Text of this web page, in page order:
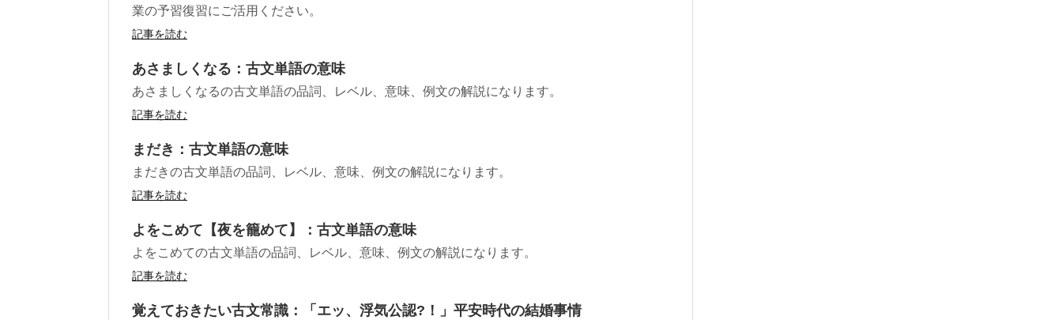
業の予習復習にご活用ください。
記事を読む
あさましくなる：古文単語の意味
あさましくなるの古文単語の品詞、レベル、意味、例文の解説になります。
記事を読む
まだき：古文単語の意味
まだきの古文単語の品詞、レベル、意味、例文の解説になります。
記事を読む
よをこめて【夜を籠めて】：古文単語の意味
よをこめての古文単語の品詞、レベル、意味、例文の解説になります。
記事を読む
覚えておきたい古文常識：「エッ、浮気公認?！」平安時代の結婚事情